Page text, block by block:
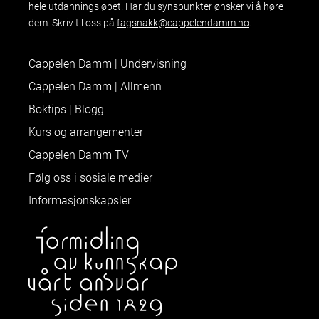
hele utdanningsløpet. Har du synspunkter ønsker vi å høre
dem. Skriv til oss på fagsnakk@cappelendamm.no
Cappelen Damm | Undervisning
Cappelen Damm | Allmenn
Boktips | Blogg
Kurs og arrangementer
Cappelen Damm TV
Følg oss i sosiale medier
Informasjonskapsler